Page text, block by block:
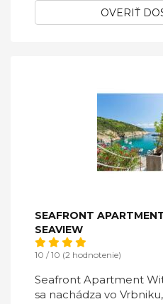
OVERIŤ
SEAFRONT
SEAVIEW
10 / 10 (2 hodnotenie)
Seafront Apartment
sa nachádza vo